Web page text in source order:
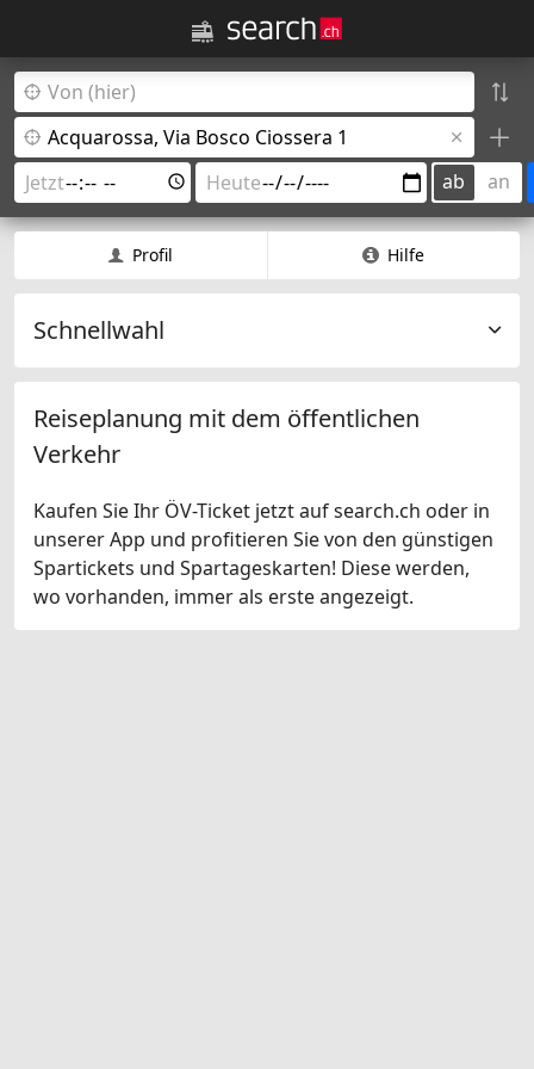
ab an
Profil Hilfe
Schnellwahl
Reiseplanung mit dem öffentlichen
Verkehr
Kaufen Sie Ihr ÖV-Ticket jetzt auf search.ch oder in
unserer App und profitieren Sie von den günstigen
Spartickets und Spartageskarten! Diese werden,
wo vorhanden, immer als erste angezeigt.